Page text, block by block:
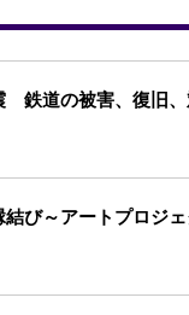
鉄道の被害、復旧、
び～アートプロジェ